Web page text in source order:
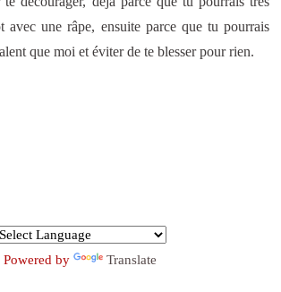
avec une râpe, ensuite parce que tu pourrais
que moi et éviter de te blesser pour rien.
Powered by Translate